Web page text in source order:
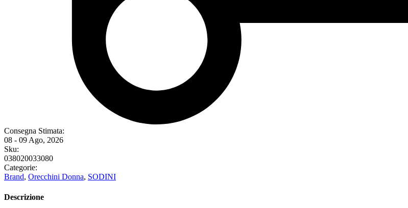
Consegna Stimata:
08 - 09 Ago, 2026
Sku:
038020033080
Categorie:
Brand, Orecchini Donna, SODINI
Descrizione